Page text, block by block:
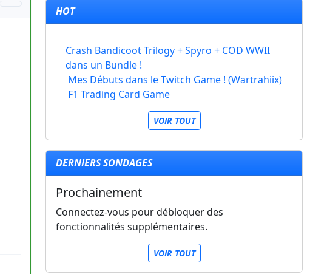
HOT
Crash Bandicoot Trilogy + Spyro + COD WWII
dans un Bundle !
Mes Débuts dans le Twitch Game ! (Wartrahiix)
F1 Trading Card Game
VOIR TOUT
DERNIERS SONDAGES
Prochainement
Connectez-vous pour débloquer des
fonctionnalités supplémentaires.
VOIR TOUT